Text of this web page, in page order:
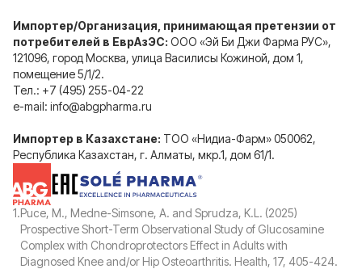
Импортер/Организация, принимающая претензии от
потребителей в ЕврАзЭС: OOO «Эй Би Джи Фарма РУС»,
121096, город Москва, улица Василисы Кожиной, дом 1,
помещение 5/1/2.
Тел.: +7 (495) 255-04-22
e-mail: info@abgpharma.ru
Импортер в Казахстане: ТОО «Нидиа-Фарм» 050062,
Республика Казахстан, г. Алматы, мкр.1, дом 61/1.
1.Puce, M., Medne-Simsone, A. and Sprudza, K.L. (2025)
Prospective Short-Term Observational Study of Glucosamine
Complex with Chondroprotectors Effect in Adults with
Diagnosed Knee and/or Hip Osteoarthritis. Health, 17, 405-424.